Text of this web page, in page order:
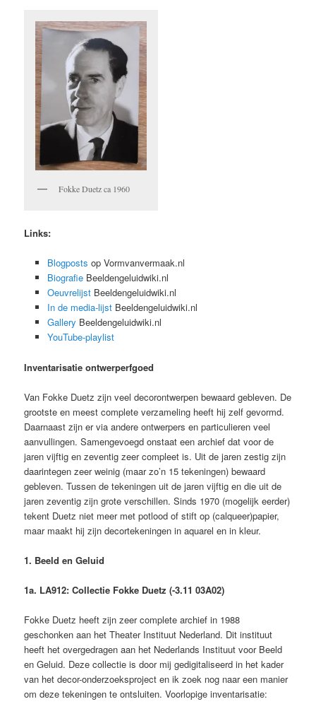
Fokke Duetz ca 1960
Links:
Blogposts op Vormvanvermaak.nl
BiografieBeeldengeluidwiki.nl
OeuvrelijstBeeldengeluidwiki.nl
In de media-lijstBeeldengeluidwiki.nl
Gallery Beeldengeluidwiki.nl
YouTube-playlist
Inventarisatie ontwerperfgoed
Van Fokke Duetz zijn veel decorontwerpen bewaard gebleven. De
grootste en meest complete verzameling heeft hij zelf gevormd.
Daarnaast zijn er via andere ontwerpers en particulieren veel
aanvullingen. Samengevoegd onstaat een archief dat voor de
jaren vijftig en zeventig zeer compleet is. Uit de jaren zestig zijn
daarintegen zeer weinig (maar zo’n 15 tekeningen) bewaard
gebleven. Tussen de tekeningen uit de jaren vijftig en die uit de
jaren zeventig zijn grote verschillen. Sinds 1970 (mogelijk eerder)
tekent Duetz niet meer met potlood of stift op (calqueer)papier,
maar maakt hij zijn decortekeningen in aquarel en in kleur.
1. Beeld en Geluid
1a. LA912: Collectie Fokke Duetz (-3.11 03A02)
Fokke Duetz heeft zijn zeer complete archief in 1988
geschonken aan het Theater Instituut Nederland. Dit instituut
heeft het overgedragen aan het Nederlands Instituut voor Beeld
en Geluid. Deze collectie is door mij gedigitaliseerd in het kader
van het decor-onderzoeksproject en ik zoek nog naar een manier
om deze tekeningen te ontsluiten. Voorlopige inventarisatie: